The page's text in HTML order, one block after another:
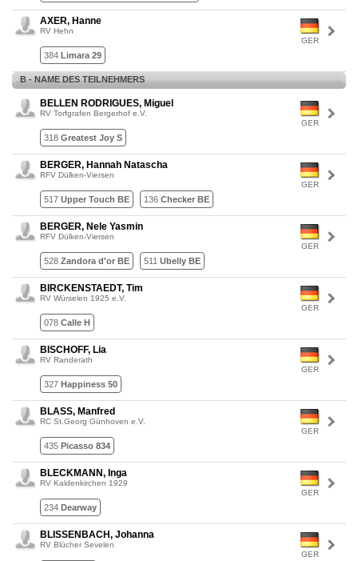
GER
AXER, Hanne
RV Hehn
384 Limara 29
B - NAME DES TEILNEHMERS
GER
BELLEN RODRIGUES, Miguel
RV Torfgrafen Bergerhof e.V.
318 Greatest Joy S
GER
BERGER, Hannah Natascha
RFV Dülken-Viersen
517 Upper Touch BE 136 Checker BE
GER
BERGER, Nele Yasmin
RFV Dülken-Viersen
528 Zandora d'or BE 511 Ubelly BE
GER
BIRCKENSTAEDT, Tim
RV Würselen 1925 e.V.
078 Calle H
GER
BISCHOFF, Lia
RV Randerath
327 Happiness 50
GER
BLASS, Manfred
RC St.Georg Günhoven e.V.
435 Picasso 834
GER
BLECKMANN, Inga
RV Kaldenkirchen 1929
234 Dearway
GER
BLISSENBACH, Johanna
RV Blücher Sevelen